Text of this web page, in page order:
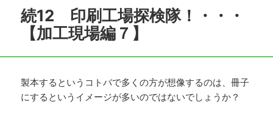
続12 印刷工場探検隊！・・・
【加工現場編７】
製本するというコトバで多くの方が想像するのは、冊子
にするというイメージが多いのではないでしょうか？